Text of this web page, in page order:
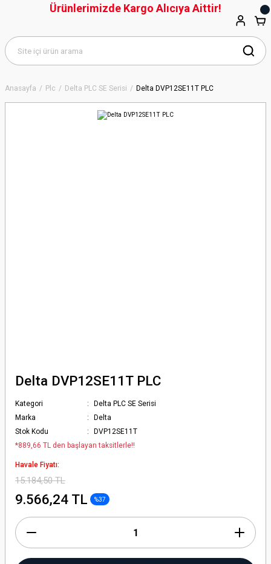
Anasayfa Plc Delta PLC SE Serisi Delta DVP12SE11T PLC
Delta DVP12SE11T PLC
Kategori
Delta PLC SE Serisi
Marka
Delta
Stok Kodu
DVP12SE11T
*889,66 TL den başlayan taksitlerle!!
Havale Fiyatı:
15.184,50 TL
9.566,24 TL %37
Ürünlerimizde Kargo Alıcıya Aittir!